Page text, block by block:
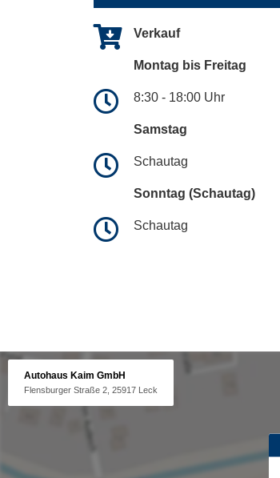
Verkauf
Montag bis Freitag
8:30 - 18:00 Uhr
Samstag
Schautag
Sonntag (Schautag)
Schautag
Autohaus Kaim GmbH
Flensburger Straße 2, 25917 Leck